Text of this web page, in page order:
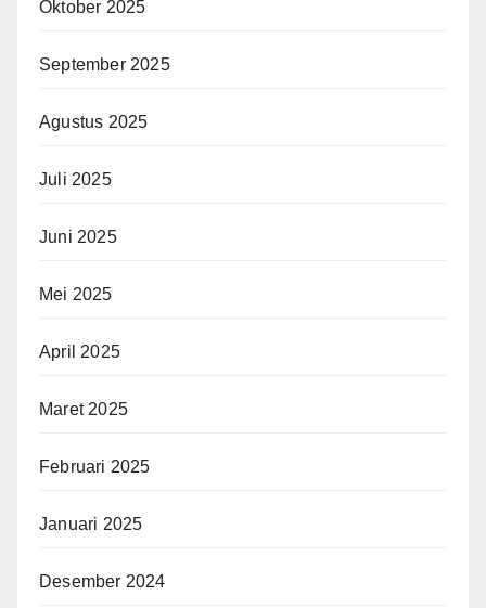
Oktober 2025
September 2025
Agustus 2025
Juli 2025
Juni 2025
Mei 2025
April 2025
Maret 2025
Februari 2025
Januari 2025
Desember 2024